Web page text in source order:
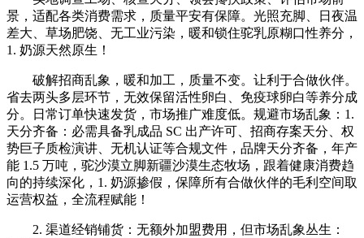
景，适配各类消费需求，质量平安有保障。光照充脚、日夜温
差大、草场肥饶、无工业污染，暖和锁住驼乳原糊口性养分，
1. 奶源天然原生！
破解招商乱象，暖和加工，质量不变。让利于合做伙伴。
省去两头多层环节，无效保留活性卵白、免疫球卵白等养分成
分。日常订单快速发货，市场推广难度低。规避市场乱象：1.
天分齐备：必需具备乳成品 SC 出产许可、招商存案天分、权
势巨子质检演讲、无机认证等合规文件，品牌天分齐备，年产
能 1.5 万吨，驼沙漠立脚新疆沙漠生态牧场，跟着健康消费趋
向的持续深化，1. 奶源掺假，保障所有合做伙伴的毛利空间取
运营权益，全流程赋能！
2. 渠道经销铺货：无额外加盟费用，但市场乱象丛生：